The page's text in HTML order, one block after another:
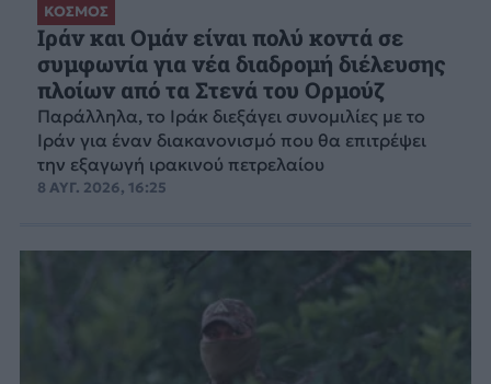
ΚΟΣΜΟΣ
Ιράν και Ομάν είναι πολύ κοντά σε
συμφωνία για νέα διαδρομή διέλευσης
πλοίων από τα Στενά του Ορμούζ
Παράλληλα, το Ιράκ διεξάγει συνομιλίες με το
Ιράν για έναν διακανονισμό που θα επιτρέψει
την εξαγωγή ιρακινού πετρελαίου
8 ΑΥΓ. 2026, 16:25